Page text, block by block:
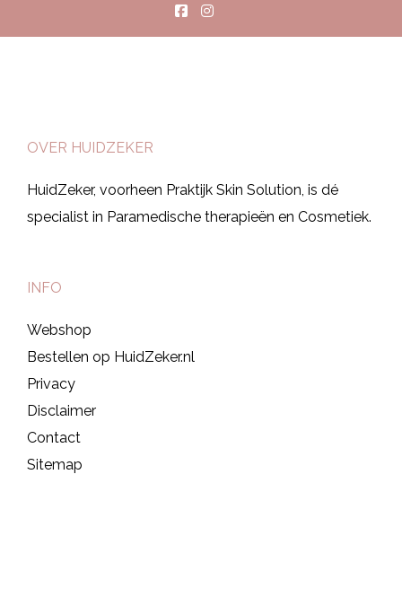
OVER HUIDZEKER
HuidZeker, voorheen Praktijk Skin Solution, is dé
specialist in Paramedische therapieën en Cosmetiek.
INFO
Webshop
Bestellen op HuidZeker.nl
Privacy
Disclaimer
Contact
Sitemap